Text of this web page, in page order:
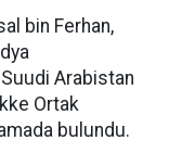
bin Ferhan,
Arabistan
Ortak
bulundu.